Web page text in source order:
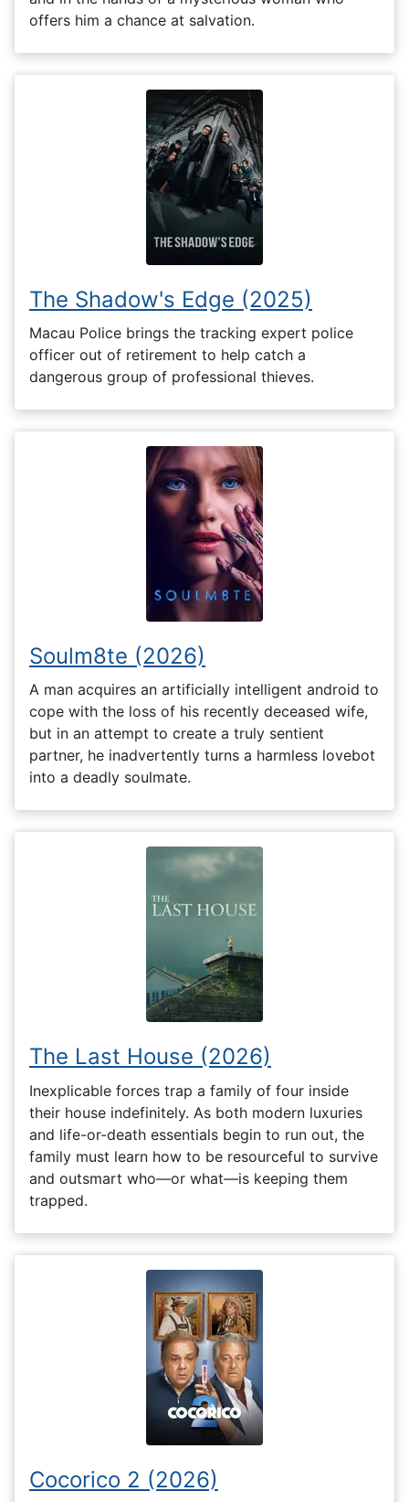
offers him a chance at salvation.
The Shadow's Edge (2025)
Macau Police brings the tracking expert police
officer out of retirement to help catch a
dangerous group of professional thieves.
Soulm8te (2026)
A man acquires an artificially intelligent android to
cope with the loss of his recently deceased wife,
but in an attempt to create a truly sentient
partner, he inadvertently turns a harmless lovebot
into a deadly soulmate.
The Last House (2026)
Inexplicable forces trap a family of four inside
their house indefinitely. As both modern luxuries
and life-or-death essentials begin to run out, the
family must learn how to be resourceful to survive
and outsmart who—or what—is keeping them
trapped.
Cocorico 2 (2026)